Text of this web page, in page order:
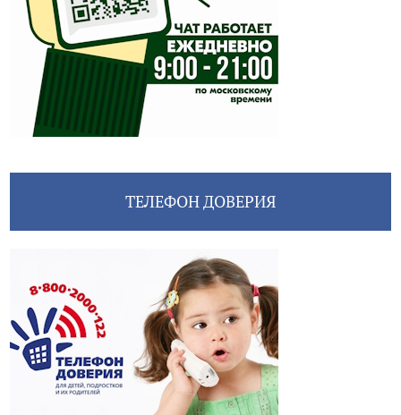
ТЕЛЕФОН ДОВЕРИЯ